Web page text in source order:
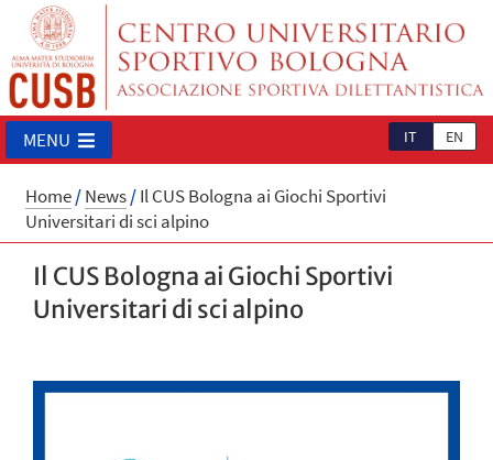
IT EN
MENU
Home/News/Il CUS Bologna ai Giochi Sportivi
Universitari di sci alpino
Il CUS Bologna ai Giochi Sportivi
Universitari di sci alpino